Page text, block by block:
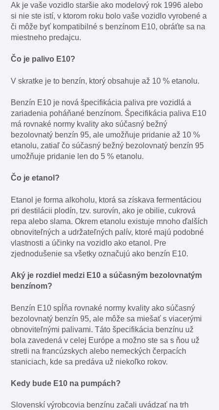
Ak je vaše vozidlo staršie ako modelový rok 1996 alebo
si nie ste istí, v ktorom roku bolo vaše vozidlo vyrobené a
či môže byť kompatibilné s benzínom E10, obráťte sa na
miestneho predajcu.
Čo je palivo E10?
V skratke je to benzín, ktorý obsahuje až 10 % etanolu.
Benzín E10 je nová špecifikácia paliva pre vozidlá a
zariadenia poháňané benzínom. Špecifikácia paliva E10
má rovnaké normy kvality ako súčasný bežný
bezolovnatý benzín 95, ale umožňuje pridanie až 10 %
etanolu, zatiaľ čo súčasný bežný bezolovnatý benzín 95
umožňuje pridanie len do 5 % etanolu.
Čo je etanol?
Etanol je forma alkoholu, ktorá sa získava fermentáciou
pri destilácii plodín, tzv. surovín, ako je obilie, cukrová
repa alebo slama. Okrem etanolu existuje mnoho ďalších
obnoviteľných a udržateľných palív, ktoré majú podobné
vlastnosti a účinky na vozidlo ako etanol. Pre
zjednodušenie sa všetky označujú ako benzín E10.
Aký je rozdiel medzi E10 a súčasným bezolovnatým
benzínom?
Benzín E10 spĺňa rovnaké normy kvality ako súčasný
bezolovnatý benzín 95, ale môže sa miešať s viacerými
obnoviteľnými palivami. Táto špecifikácia benzínu už
bola zavedená v celej Európe a možno ste sa s ňou už
stretli na francúzskych alebo nemeckých čerpacích
staniciach, kde sa predáva už niekoľko rokov.
Kedy bude E10 na pumpách?
Slovenskí výrobcovia benzínu začali uvádzať na trh